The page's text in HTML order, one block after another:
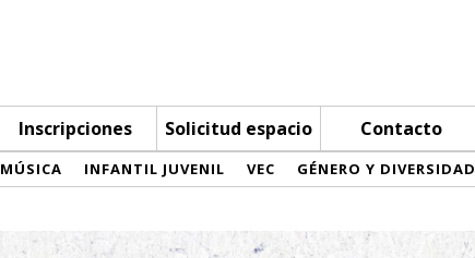
Inscripciones Solicitud espacio Contacto
MÚSICA INFANTIL JUVENIL VEC GÉNERO Y DIVERSIDAD